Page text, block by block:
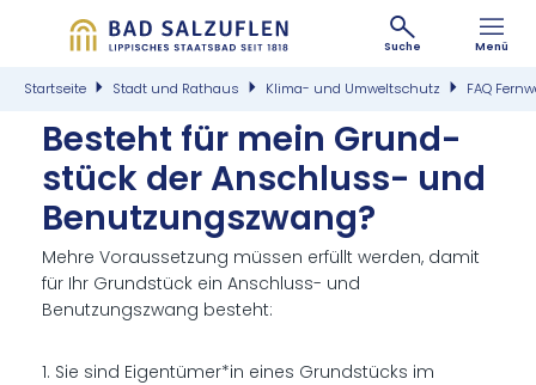
Suche Menü
Startseite Stadt und Rathaus Klima- und Umweltschutz FAQ
Be­steht für mein Grund­
stück der An­schluss- und
Be­nut­zungs­zwang?
Mehre Voraussetzung müssen erfüllt werden, damit
für Ihr Grundstück ein Anschluss- und
Benutzungszwang besteht:
1. Sie sind Eigentümer*in eines Grundstücks im